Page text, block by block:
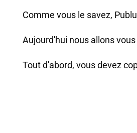
Comme vous le savez,
Aujourd'hui nous allons
Tout d'abord, vous devez